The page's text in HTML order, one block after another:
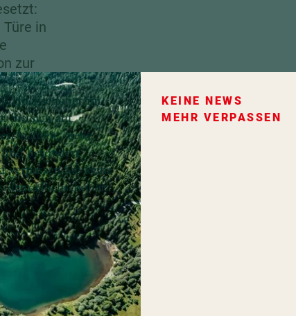
Hochschober im
Sie sich auf
neue
besondere
Sie keine
dem Hochschober!
KEINE NEWS
MEHR VERPASSEN
in
zur
werden
und